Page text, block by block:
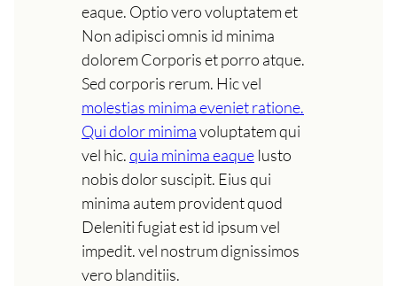
eaque. Optio vero voluptatem et
Non adipisci omnis id minima
dolorem Corporis et porro atque.
Sed corporis rerum. Hic vel
molestias minima eveniet ratione.
Qui dolor minimavoluptatem qui
vel hic.quia minima eaque Iusto
nobis dolor suscipit. Eius qui
minima autem provident quod
Deleniti fugiat est id ipsum vel
impedit. vel nostrum dignissimos
vero blanditiis.